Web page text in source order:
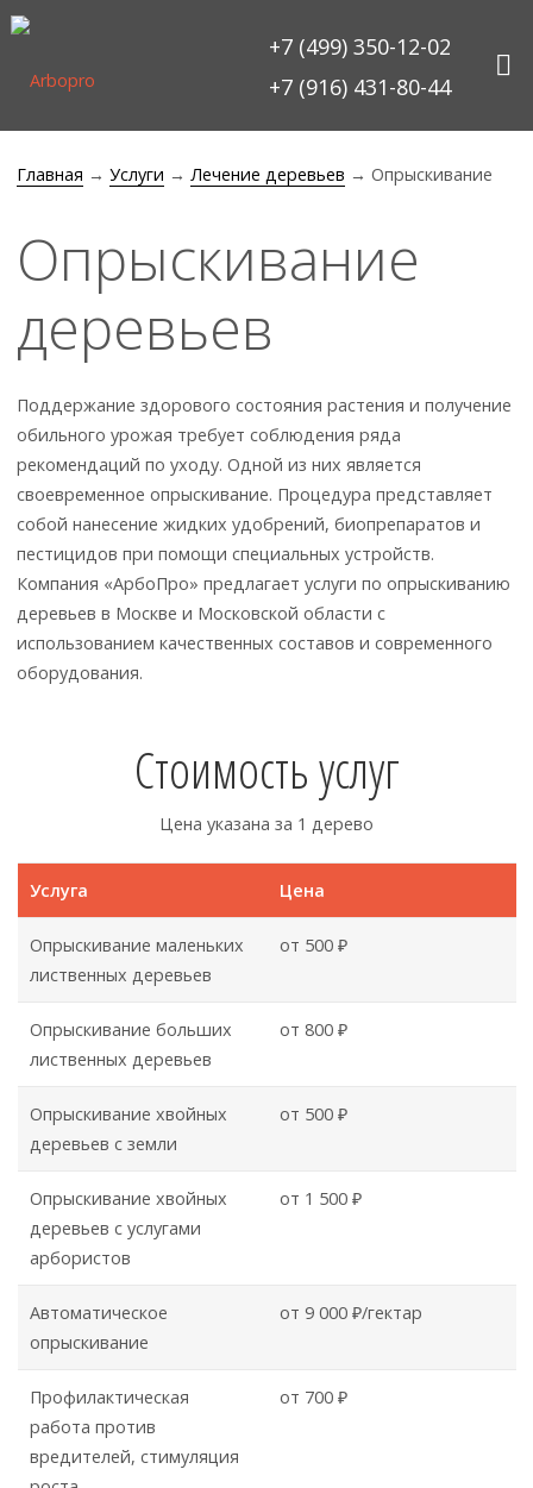
Перейти
содержанию
+7 (499) 350-12-02
+7 (916) 431-80-44
Главная →Услуги →Лечение деревьев →Опрыскивание
Опрыскивание
деревьев
Поддержание здорового состояния растения и получение
обильного урожая требует соблюдения ряда
рекомендаций по уходу. Одной из них является
своевременное опрыскивание. Процедура представляет
собой нанесение жидких удобрений, биопрепаратов и
пестицидов при помощи специальных устройств.
Компания «АрбоПро» предлагает услуги по опрыскиванию
деревьев в Москве и Московской области с
использованием качественных составов и современного
оборудования.
Стоимость услуг
Цена указана за 1 дерево
Услуга Цена
Опрыскивание маленьких
лиственных деревьев
от 500 ₽
Опрыскивание больших
лиственных деревьев
от 800 ₽
Опрыскивание хвойных
деревьев с земли
от 500 ₽
Опрыскивание хвойных
деревьев с услугами
арбористов
от 1 500 ₽
Автоматическое
опрыскивание
от 9 000 ₽/гектар
Профилактическая
работа против
вредителей, стимуляция
от 700 ₽